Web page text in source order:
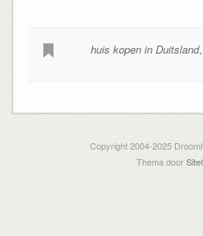
huis kopen in Duitsland
Copyright 2004-2025
Thema door